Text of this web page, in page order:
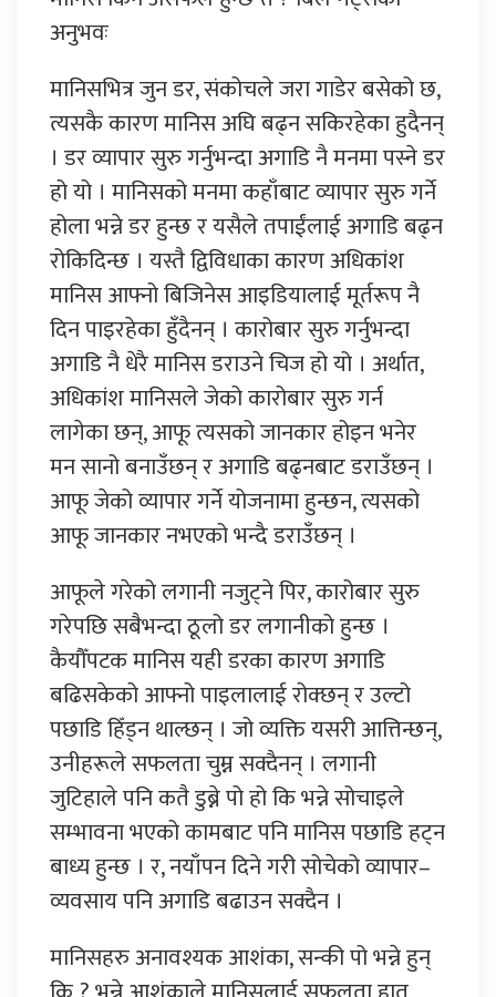
अनुभवः
मानिसभित्र जुन डर, संकोचले जरा गाडेर बसेको छ,
त्यसकै कारण मानिस अघि बढ्न सकिरहेका हुदैनन्
। डर व्यापार सुरु गर्नुभन्दा अगाडि नै मनमा पस्ने डर
हो यो । मानिसको मनमा कहाँबाट व्यापार सुरु गर्ने
होला भन्ने डर हुन्छ र यसैले तपाईंलाई अगाडि बढ्न
रोकिदिन्छ । यस्तै द्विविधाका कारण अधिकांश
मानिस आफ्नो बिजिनेस आइडियालाई मूर्तरूप नै
दिन पाइरहेका हुँदैनन् । कारोबार सुरु गर्नुभन्दा
अगाडि नै धेरै मानिस डराउने चिज हो यो । अर्थात,
अधिकांश मानिसले जेको कारोबार सुरु गर्न
लागेका छन्, आफू त्यसको जानकार होइन भनेर
मन सानो बनाउँछन् र अगाडि बढ्नबाट डराउँछन् ।
आफू जेको व्यापार गर्ने योजनामा हुन्छन, त्यसको
आफू जानकार नभएको भन्दै डराउँछन् ।
आफूले गरेको लगानी नजुट्ने पिर, कारोबार सुरु
गरेपछि सबैभन्दा ठूलो डर लगानीको हुन्छ ।
कैयौँपटक मानिस यही डरका कारण अगाडि
बढिसकेको आफ्नो पाइलालाई रोक्छन् र उल्टो
पछाडि हिँड्न थाल्छन् । जो व्यक्ति यसरी आत्तिन्छन्,
उनीहरूले सफलता चुम्न सक्दैनन् । लगानी
जुटिहाले पनि कतै डुब्ने पो हो कि भन्ने सोचाइले
सम्भावना भएको कामबाट पनि मानिस पछाडि हट्न
बाध्य हुन्छ । र, नयाँपन दिने गरी सोचेको व्यापार–
व्यवसाय पनि अगाडि बढाउन सक्दैन ।
मानिसहरु अनावश्यक आशंका, सन्की पो भन्ने हुन्